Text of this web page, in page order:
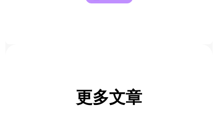
更多文章